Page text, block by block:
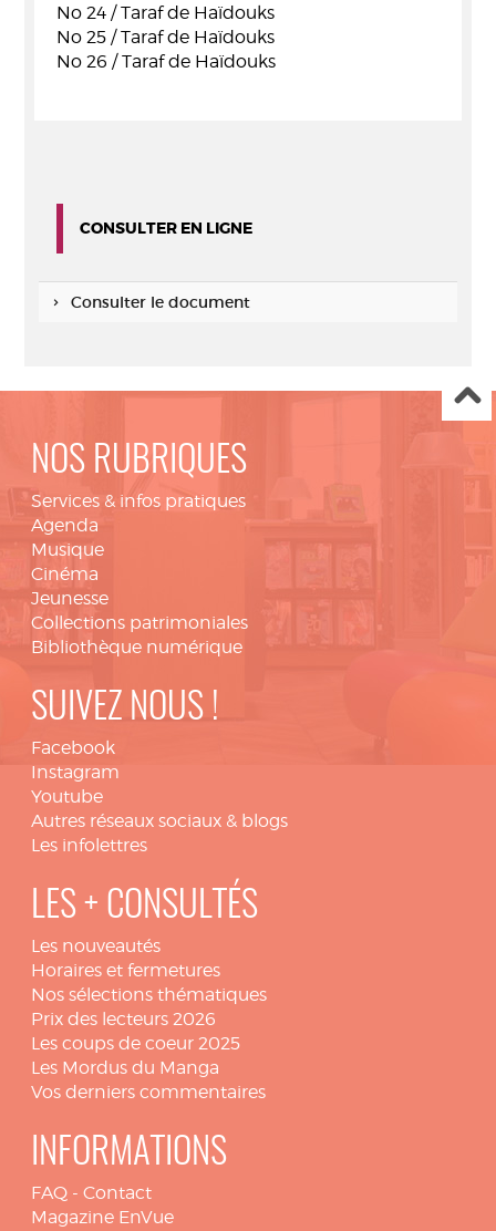
No 24 / Taraf de Haïdouks
No 25 / Taraf de Haïdouks
No 26 / Taraf de Haïdouks
CONSULTER EN LIGNE
Consulter le document
NOS RUBRIQUES
Services & infos pratiques
Agenda
Musique
Cinéma
Jeunesse
Collections patrimoniales
Bibliothèque numérique
SUIVEZ NOUS !
Facebook
Instagram
Youtube
Autres réseaux sociaux & blogs
Les infolettres
LES + CONSULTÉS
Les nouveautés
Horaires et fermetures
Nos sélections thématiques
Prix des lecteurs 2026
Les coups de coeur 2025
Les Mordus du Manga
Vos derniers commentaires
INFORMATIONS
FAQ - Contact
Magazine EnVue